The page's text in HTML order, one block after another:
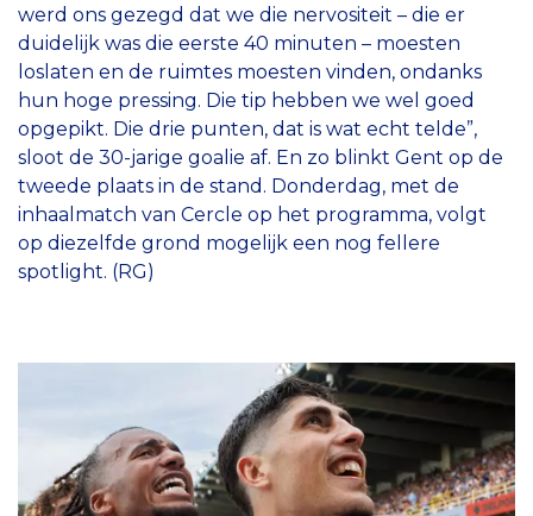
werd ons gezegd dat we die nervositeit – die er
duidelijk was die eerste 40 minuten – moesten
loslaten en de ruimtes moesten vinden, ondanks
hun hoge pressing. Die tip hebben we wel goed
opgepikt. Die drie punten, dat is wat echt telde”,
sloot de 30-jarige goalie af. En zo blinkt Gent op de
tweede plaats in de stand. Donderdag, met de
inhaalmatch van Cercle op het programma, volgt
op diezelfde grond mogelijk een nog fellere
spotlight. (RG)